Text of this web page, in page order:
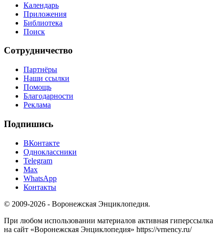
Календарь
Приложения
Библиотека
Поиск
Сотрудничество
Партнёры
Наши ссылки
Помощь
Благодарности
Реклама
Подпишись
ВКонтакте
Одноклассники
Telegram
Max
WhatsApp
Контакты
© 2009-2026 - Воронежская Энциклопедия.
При любом использовании материалов активная гиперссылка
на сайт «Воронежская Энциклопедия» https://vrnency.ru/